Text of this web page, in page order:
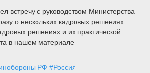
встречу с руководством Министерства
о нескольких кадровых решениях.
решениях и их практической
в нашем материале.
РФ #Россия